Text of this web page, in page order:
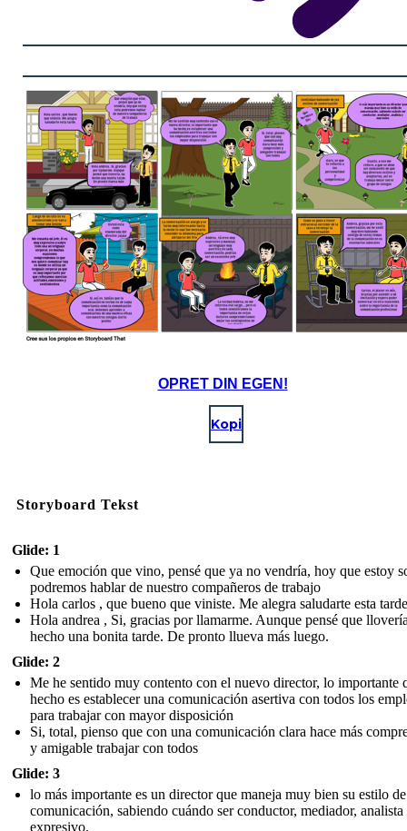
OPRET DIN EGEN!
Kopi
Storyboard Tekst
Glide: 1
Que emoción que vino, pensé que ya no vendría, hoy que estoy
podremos hablar de nuestro compañeros de trabajo
Hola carlos , que bueno que viniste. Me alegra saludarte esta
Hola andrea , Si, gracias por llamarme. Aunque pensé que
hecho una bonita tarde. De pronto llueva más luego.
Glide: 2
Me he sentido muy contento con el nuevo director, lo importante
hecho es establecer una comunicación asertiva con todos los
para trabajar con mayor disposición
Si, total, pienso que con una comunicación clara hace más
y amigable trabajar con todos
Glide: 3
lo más importante es un director que maneja muy bien su estilo de
comunicación, sabiendo cuándo ser conductor, mediador, analista
expresivo.